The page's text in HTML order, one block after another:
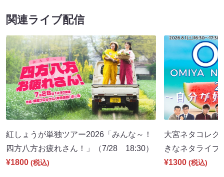
関連ライブ配信
紅しょうが単独ツアー2026「みんな～！
四方八方お疲れさん！」（7/28 18:30）
¥1800 (税込)
大宮ネタコレク
きなネタライ
¥1300 (税込)